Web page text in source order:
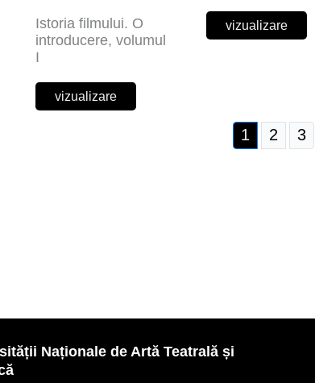
Istoria filmului. O
introducere, volumul
I
vizualizare
vizualizare
1 2 3
Naționale de Artă Teatrală și